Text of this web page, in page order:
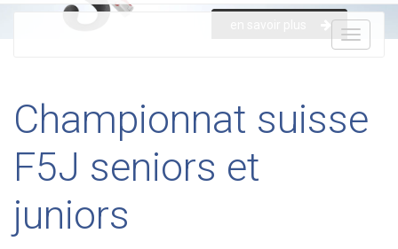
Championnat suisse
F5J seniors et
juniors